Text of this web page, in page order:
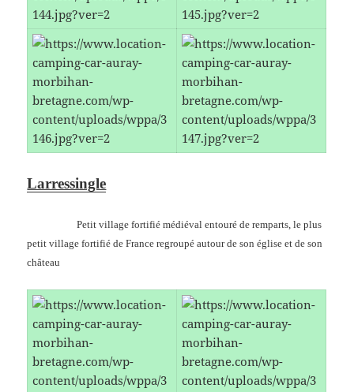
Larressingle
Petit village fortifié médiéval entouré de remparts, le plus
petit village fortifié de France regroupé autour de son église et de son
château